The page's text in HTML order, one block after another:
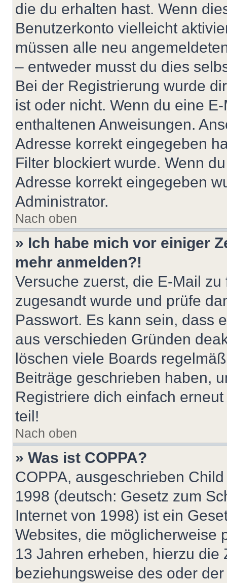
die du erhalten hast. Wenn
Benutzerkonto vielleicht
müssen alle neu
– entweder musst du dies
Bei der Registrierung wurde
ist oder nicht. Wenn du eine
enthaltenen Anweisungen.
Adresse korrekt eingegeben
Filter blockiert wurde. Wenn
Adresse korrekt eingegeben
Administrator.
Nach oben
» Ich habe mich vor einiger
mehr anmelden?!
Versuche zuerst, die E-Mail
zugesandt wurde und prüfe
Passwort. Es kann sein, dass
aus verschieden Gründen
löschen viele Boards
Beiträge geschrieben haben,
Registriere dich einfach
teil!
Nach oben
» Was ist COPPA?
COPPA, ausgeschrieben
1998 (deutsch: Gesetz zum
Internet von 1998) ist ein
Websites, die möglicherweise
13 Jahren erheben, hierzu die
beziehungsweise des oder